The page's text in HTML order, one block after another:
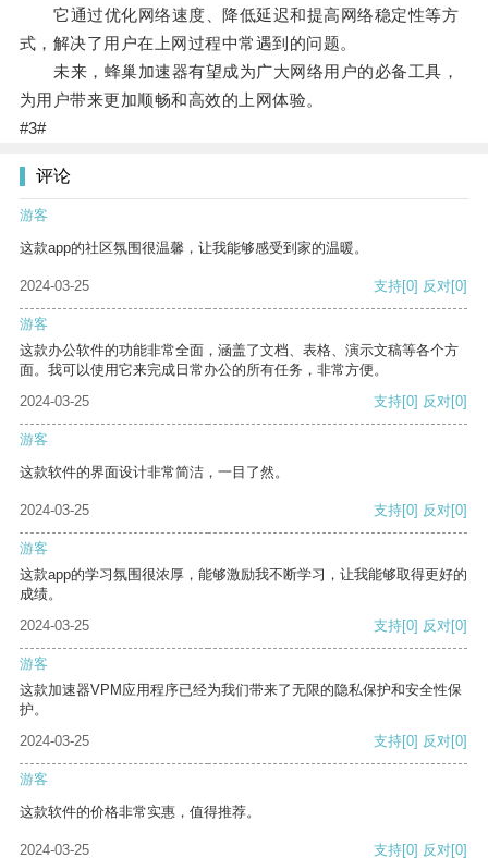
它通过优化网络速度、降低延迟和提高网络稳定性等方
式，解决了用户在上网过程中常遇到的问题。
未来，蜂巢加速器有望成为广大网络用户的必备工具，
为用户带来更加顺畅和高效的上网体验。
#3#
评论
游客
这款app的社区氛围很温馨，让我能够感受到家的温暖。
2024-03-25 支持[0] 反对[0]
游客
这款办公软件的功能非常全面，涵盖了文档、表格、演示文稿等各个方
面。我可以使用它来完成日常办公的所有任务，非常方便。
2024-03-25
支持[0] 反对[0]
游客
这款软件的界面设计非常简洁，一目了然。
2024-03-25 支持[0] 反对[0]
游客
这款app的学习氛围很浓厚，能够激励我不断学习，让我能够取得更好的
成绩。
2024-03-25
支持[0] 反对[0]
游客
这款加速器VPM应用程序已经为我们带来了无限的隐私保护和安全性保
护。
2024-03-25
支持[0] 反对[0]
游客
这款软件的价格非常实惠，值得推荐。
2024-03-25 支持[0] 反对[0]